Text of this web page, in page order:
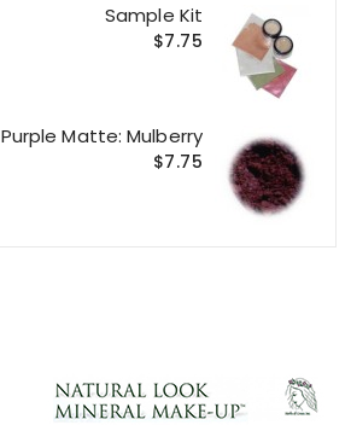
Sample Kit
$7.75
Purple Matte: Mulberry
$7.75